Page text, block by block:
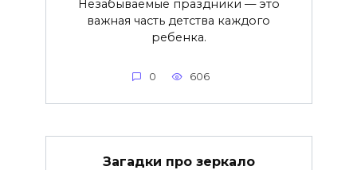
Незабываемые праздники — это
важная часть детства каждого
ребенка.
0 606
Загадки про зеркало